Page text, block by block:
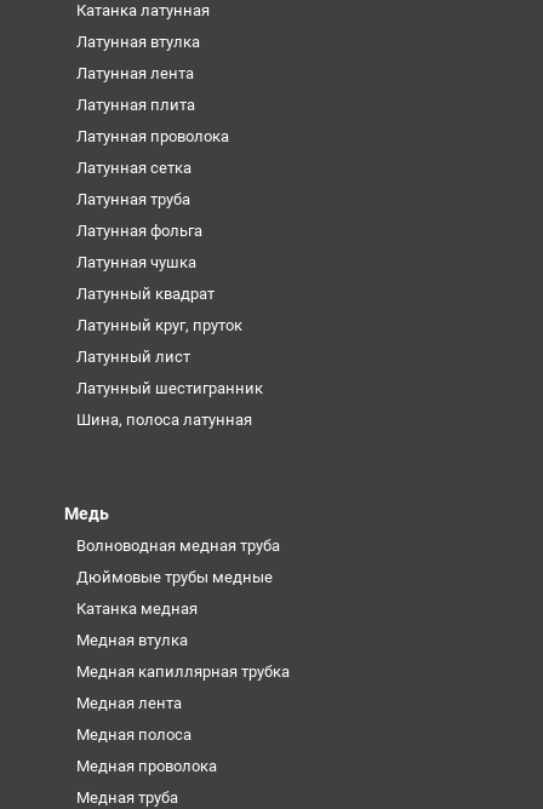
Катанка латунная
Латунная втулка
Латунная лента
Латунная плита
Латунная проволока
Латунная сетка
Латунная труба
Латунная фольга
Латунная чушка
Латунный квадрат
Латунный круг, пруток
Латунный лист
Латунный шестигранник
Шина, полоса латунная
Медь
Волноводная медная труба
Дюймовые трубы медные
Катанка медная
Медная втулка
Медная капиллярная трубка
Медная лента
Медная полоса
Медная проволока
Медная труба